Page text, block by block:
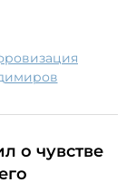
о чувстве